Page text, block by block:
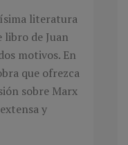
literatura
libro de Juan
motivos. En
que ofrezca
sobre Marx
y